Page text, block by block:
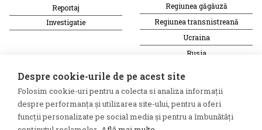
Reportaj
Investigatie
Regiunea găgăuză
Regiunea transnistreană
Ucraina
Rusia
Presa rusă independentă
Presa rusa pro-Kremlin
Presa din regiunea găgăuză
Reportaj video
Interviu video
Despre cookie-urile de pe acest site
Folosim cookie-uri pentru a colecta si analiza informații
despre performanța și utilizarea site-ului, pentru a oferi
funcții personalizate pe social media și pentru a îmbunătăți